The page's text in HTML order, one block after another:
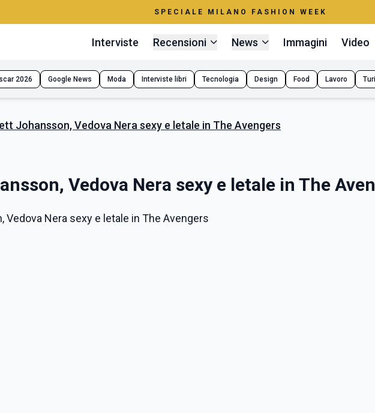
SPECIALE MILANO FASHION WEEK
Interviste Recensioni News Immagini Video
2026 Google News Moda Interviste libri Tecnologia Design Food Lavoro
Johansson, Vedova Nera sexy e letale in The Avengers
Vedova Nera sexy e letale in The